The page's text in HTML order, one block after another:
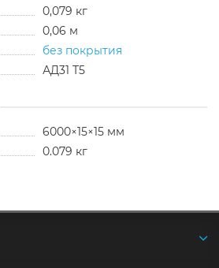
0,079 кг
0,06 м
без покрытия
АД31 Т5
6000×15×15 мм
0.079 кг